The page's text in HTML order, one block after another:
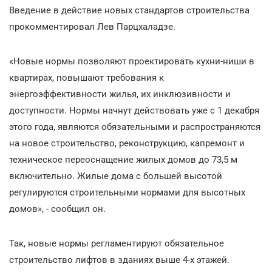
Введение в действие новых стандартов строительства
прокомментировал Лев Парцхаладзе.
«Новые нормы позволяют проектировать кухни-ниши в
квартирах, повышают требования к
энергоэффективности жилья, их инклюзивности и
доступности. Нормы начнут действовать уже с 1 декабря
этого года, являются обязательными и распространяются
на новое строительство, реконструкцию, капремонт и
техническое переоснащение жилых домов до 73,5 м
включительно. Жилые дома с большей высотой
регулируются строительными нормами для высотных
домов», - сообщил он.
Так, новые нормы регламентируют обязательное
строительство лифтов в зданиях выше 4-х этажей.